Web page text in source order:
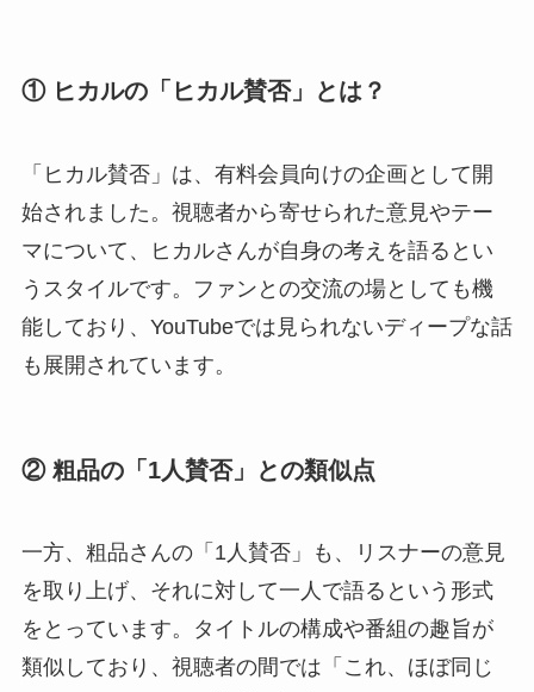
① ヒカルの「ヒカル賛否」とは？
「ヒカル賛否」は、有料会員向けの企画として開
始されました。視聴者から寄せられた意見やテー
マについて、ヒカルさんが自身の考えを語るとい
うスタイルです。ファンとの交流の場としても機
能しており、YouTubeでは見られないディープな話
も展開されています。
② 粗品の「1人賛否」との類似点
一方、粗品さんの「1人賛否」も、リスナーの意見
を取り上げ、それに対して一人で語るという形式
をとっています。タイトルの構成や番組の趣旨が
類似しており、視聴者の間では「これ、ほぼ同じ